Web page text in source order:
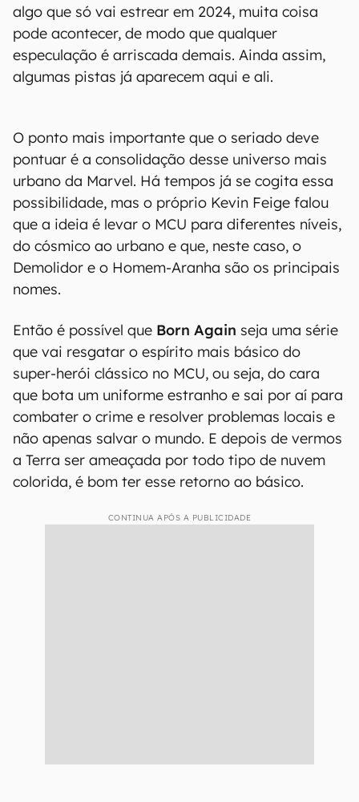
algo que só vai estrear em 2024, muita coisa
pode acontecer, de modo que qualquer
especulação é arriscada demais. Ainda assim,
algumas pistas já aparecem aqui e ali.
O ponto mais importante que o seriado deve
pontuar é a consolidação desse universo mais
urbano da Marvel. Há tempos já se cogita essa
possibilidade, mas o próprio Kevin Feige falou
que a ideia é levar o MCU para diferentes níveis,
do cósmico ao urbano e que, neste caso, o
Demolidor e o Homem-Aranha são os principais
nomes.
Então é possível que Born Again seja uma série
que vai resgatar o espírito mais básico do
super-herói clássico no MCU, ou seja, do cara
que bota um uniforme estranho e sai por aí para
combater o crime e resolver problemas locais e
não apenas salvar o mundo. E depois de vermos
a Terra ser ameaçada por todo tipo de nuvem
colorida, é bom ter esse retorno ao básico.
CONTINUA APÓS A PUBLICIDADE